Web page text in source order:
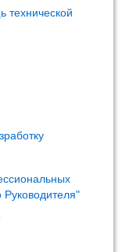
технической